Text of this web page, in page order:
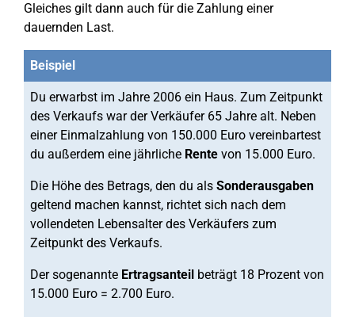
Gleiches gilt dann auch für die Zahlung einer
dauernden Last.
Beispiel
Du erwarbst im Jahre 2006 ein Haus. Zum Zeitpunkt
des Verkaufs war der Verkäufer 65 Jahre alt. Neben
einer Einmalzahlung von 150.000 Euro vereinbartest
du außerdem eine jährliche Rente von 15.000 Euro.
Die Höhe des Betrags, den du als Sonderausgaben
geltend machen kannst, richtet sich nach dem
vollendeten Lebensalter des Verkäufers zum
Zeitpunkt des Verkaufs.
Der sogenannte Ertragsanteil beträgt 18 Prozent von
15.000 Euro = 2.700 Euro.